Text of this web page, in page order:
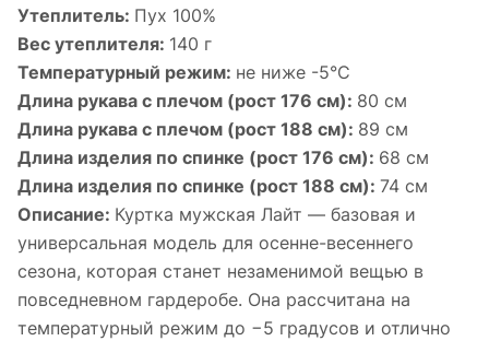
Утеплитель: Пух 100%
Вес утеплителя: 140 г
Температурный режим: не ниже -5°С
Длина рукава с плечом (рост 176 см): 80 см
Длина рукава с плечом (рост 188 см): 89 см
Длина изделия по спинке (рост 176 см): 68 см
Длина изделия по спинке (рост 188 см): 74 см
Описание: Куртка мужская Лайт — базовая и
универсальная модель для осенне-весеннего
сезона, которая станет незаменимой вещью в
повседневном гардеробе. Она рассчитана на
температурный режим до −5 градусов и отлично